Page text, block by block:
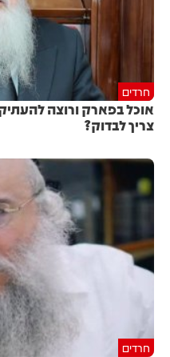
חרדים
אוכל בפארק ורוצה
צריך לבדוק?
חרדים